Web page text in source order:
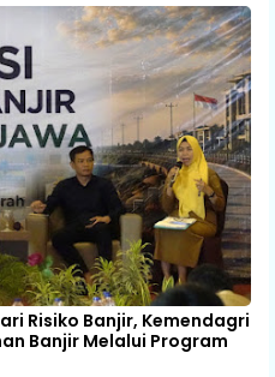
Risiko Banjir, Kemendagri
Banjir Melalui Program